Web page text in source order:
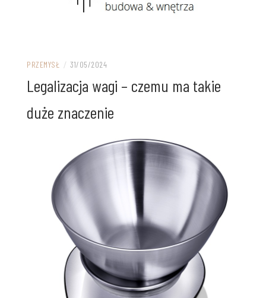
PRZEMYSŁ / 31/05/2024
Legalizacja wagi – czemu ma takie
duże znaczenie